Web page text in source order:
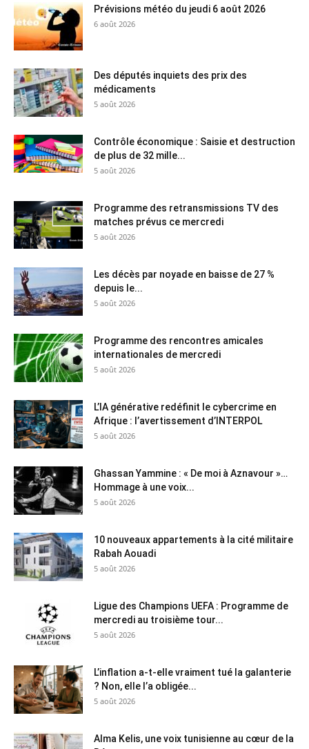
Prévisions météo du jeudi 6 août 2026
6 août 2026
Des députés inquiets des prix des
médicaments
5 août 2026
Contrôle économique : Saisie et destruction
de plus de 32 mille...
5 août 2026
Programme des retransmissions TV des
matches prévus ce mercredi
5 août 2026
Les décès par noyade en baisse de 27 %
depuis le...
5 août 2026
Programme des rencontres amicales
internationales de mercredi
5 août 2026
L’IA générative redéfinit le cybercrime en
Afrique : l’avertissement d’INTERPOL
5 août 2026
Ghassan Yammine : « De moi à Aznavour »…
Hommage à une voix...
5 août 2026
10 nouveaux appartements à la cité militaire
Rabah Aouadi
5 août 2026
Ligue des Champions UEFA : Programme de
mercredi au troisième tour...
5 août 2026
L’inflation a-t-elle vraiment tué la galanterie
? Non, elle l’a obligée...
5 août 2026
Alma Kelis, une voix tunisienne au cœur de la